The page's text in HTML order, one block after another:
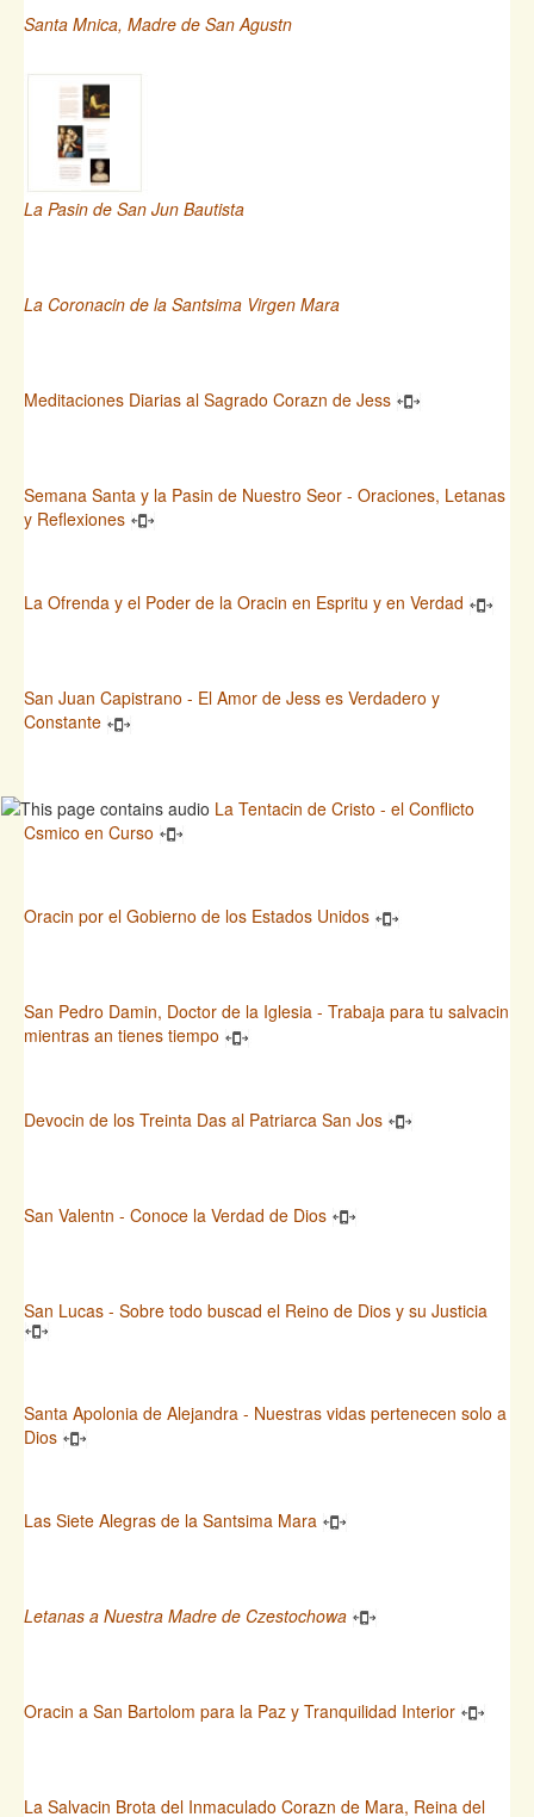
Santa Mnica, Madre de San Agustn
La Pasin de San Jun Bautista
La Coronacin de la Santsima Virgen Mara
Meditaciones Diarias al Sagrado Corazn de Jess
Semana Santa y la Pasin de Nuestro Seor - Oraciones, Letanas
y Reflexiones
La Ofrenda y el Poder de la Oracin en Espritu y en Verdad
San Juan Capistrano - El Amor de Jess es Verdadero y
Constante
La Tentacin de Cristo - el Conflicto
Csmico en Curso
Oracin por el Gobierno de los Estados Unidos
San Pedro Damin, Doctor de la Iglesia - Trabaja para tu salvacin
mientras an tienes tiempo
Devocin de los Treinta Das al Patriarca San Jos
San Valentn - Conoce la Verdad de Dios
San Lucas - Sobre todo buscad el Reino de Dios y su Justicia
Santa Apolonia de Alejandra - Nuestras vidas pertenecen solo a
Dios
Las Siete Alegras de la Santsima Mara
Letanas a Nuestra Madre de Czestochowa
Oracin a San Bartolom para la Paz y Tranquilidad Interior
La Salvacin Brota del Inmaculado Corazn de Mara, Reina del